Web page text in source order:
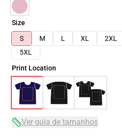
Size
S
M L XL 2XL
5XL
Print Location
Ver guia de tamanhos